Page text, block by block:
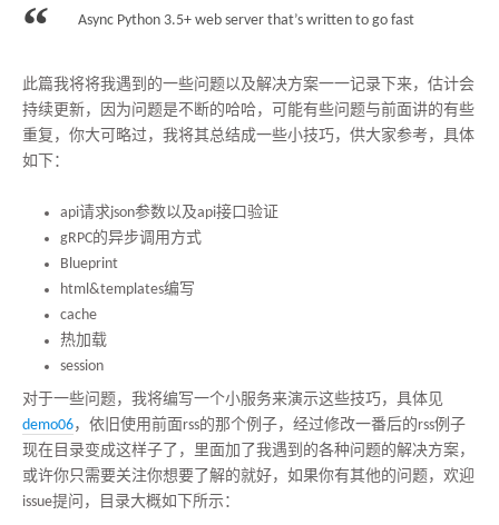
Async Python 3.5+ web server that’s written to go fast
此篇我将将我遇到的一些问题以及解决方案一一记录下来，估计会
持续更新，因为问题是不断的哈哈，可能有些问题与前面讲的有些
重复，你大可略过，我将其总结成一些小技巧，供大家参考，具体
如下：
api请求json参数以及api接口验证
gRPC的异步调用方式
Blueprint
html&templates编写
cache
热加载
session
对于一些问题，我将编写一个小服务来演示这些技巧，具体见
demo06，依旧使用前面rss的那个例子，经过修改一番后的rss例子
现在目录变成这样子了，里面加了我遇到的各种问题的解决方案，
或许你只需要关注你想要了解的就好，如果你有其他的问题，欢迎
issue提问，目录大概如下所示：